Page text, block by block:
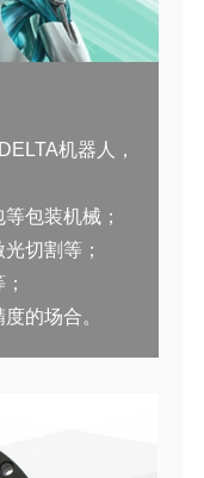
机器人，
包装机械；
切割等；
的场合。